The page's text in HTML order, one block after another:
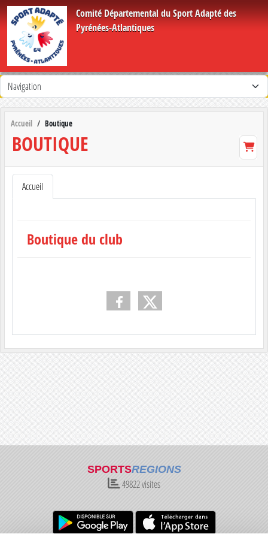
Comité Départemental du Sport Adapté des
Pyrénées-Atlantiques
Accueil Boutique
BOUTIQUE
Accueil
Boutique du club
SPORTSREGIONS
49822visites
Panneau de gestion des cookies